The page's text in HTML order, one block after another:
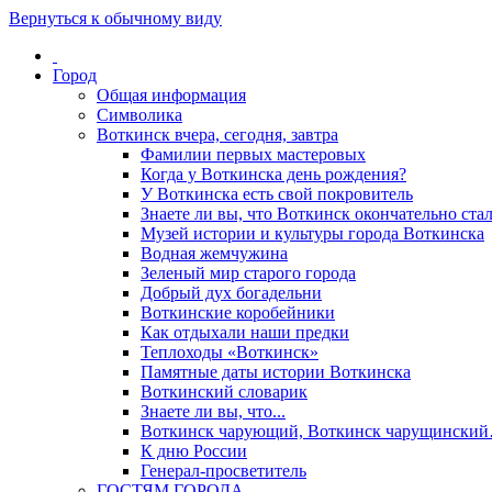
Вернуться к обычному виду
Город
Общая информация
Символика
Воткинск вчера, сегодня, завтра
Фамилии первых мастеровых
Когда у Воткинска день рождения?
У Воткинска есть свой покровитель
Знаете ли вы, что Воткинск окончательно
Музей истории и культуры города Воткинска
Водная жемчужина
Зеленый мир старого города
Добрый дух богадельни
Воткинские коробейники
Как отдыхали наши предки
Теплоходы «Воткинск»
Памятные даты истории Воткинска
Воткинский словарик
Знаете ли вы, что...
Воткинск чарующий, Воткинск
К дню России
Генерал-просветитель